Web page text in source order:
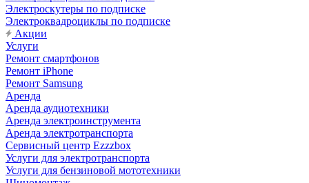
Электроскутеры по подписке
Электроквадроциклы по подписке
Акции
Услуги
Ремонт смартфонов
Ремонт iPhone
Ремонт Samsung
Аренда
Аренда аудиотехники
Аренда электроинструмента
Аренда электротранспорта
Сервисный центр Ezzzbox
Услуги для электротранспорта
Услуги для бензиновой мототехники